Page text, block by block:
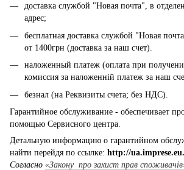
доставка службой "Новая почта", в
адрес;
бесплатная доставка службой "Новая
от 1400грн (доставка за наш счет).
наложенный платеж (оплата при
комиссия за наложенній платеж за наш
безнал (на Реквизиты счета; без НДС).
Гарантийное обслуживание - обеспечивает
помощью Сервисного центра.
Детальную информацию о гарантийном
найти перейдя по ссылке: http://
Согласно «Закону про захист прав